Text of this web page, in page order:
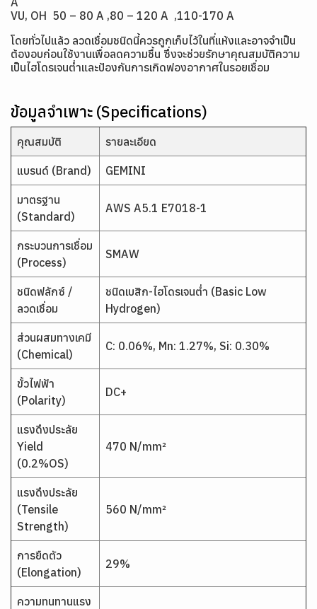
VU, OH 50 – 80 A ,80 – 120 A ,110-170 A
โดยทั่วไปแล้ว ลวดเชื่อมชนิดนี้ควรถูกเก็บไว้ในที่แห้งและอาจจำเป็น
ต้องอบก่อนใช้งานเพื่อลดความชื้น ซึ่งจะช่วยรักษาคุณสมบัติความ
เป็นไฮโดรเจนต่ำและป้องกันการเกิดฟองอากาศในรอยเชื่อม
ข้อมูลจำเพาะ (Specifications)
คุณสมบัติ รายละเอียด
แบรนด์ (Brand) GEMINI
มาตรฐาน
(Standard)
AWS A5.1 E7018-1
กระบวนการเชื่อม
(Process)
SMAW
ชนิดฟลักซ์ /
ลวดเชื่อม
ชนิดเบสิก-ไฮโดรเจนต่ำ (Basic Low
Hydrogen)
ส่วนผสมทางเคมี
(Chemical)
C: 0.06%, Mn: 1.27%, Si: 0.30%
ขั้วไฟฟ้า
(Polarity)
DC+
แรงดึงประลัย
Yield
(0.2%OS)
470 N/mm²
แรงดึงประลัย
(Tensile
Strength)
560 N/mm²
การยืดตัว
(Elongation)
29%
ความทนทานแรง